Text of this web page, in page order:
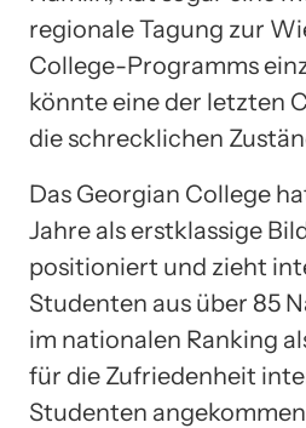
regionale Tagung zur
College-Programms
könnte eine der letzten
die schrecklichen
Das Georgian College
Jahre als erstklassige
positioniert und zieht
Studenten aus über 85
im nationalen Ranking
für die Zufriedenheit
Studenten